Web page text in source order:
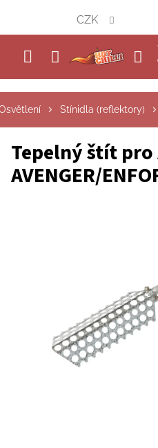
obsah
CZK
Stínidla (reflektory)
Tepelný štít pro
AVENGER/